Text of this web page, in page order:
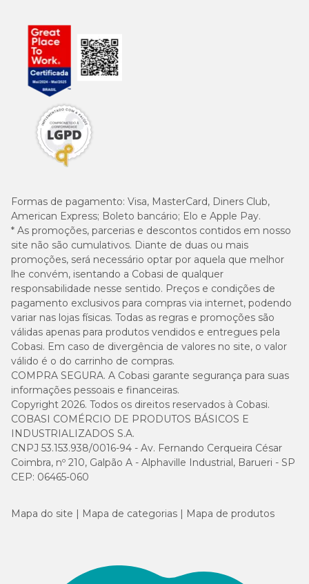
Formas de pagamento: Visa, MasterCard, Diners Club,
American Express; Boleto bancário; Elo e Apple Pay.
* As promoções, parcerias e descontos contidos em nosso
site não são cumulativos. Diante de duas ou mais
promoções, será necessário optar por aquela que melhor
lhe convém, isentando a Cobasi de qualquer
responsabilidade nesse sentido. Preços e condições de
pagamento exclusivos para compras via internet, podendo
variar nas lojas físicas. Todas as regras e promoções são
válidas apenas para produtos vendidos e entregues pela
Cobasi. Em caso de divergência de valores no site, o valor
válido é o do carrinho de compras.
COMPRA SEGURA. A Cobasi garante segurança para suas
informações pessoais e financeiras.
Copyright 2026. Todos os direitos reservados à Cobasi.
COBASI COMÉRCIO DE PRODUTOS BÁSICOS E
INDUSTRIALIZADOS S.A.
CNPJ 53.153.938/0016-94 - Av. Fernando Cerqueira César
Coimbra, nº 210, Galpão A - Alphaville Industrial, Barueri - SP
CEP: 06465-060
Mapa do site Mapa de categorias Mapa de produtos